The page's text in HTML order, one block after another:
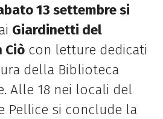
13 settembre si
Giardinetti del
Ciòcon letture dedicati
della Biblioteca
Alle 18 nei locali del
Pellice si conclude la